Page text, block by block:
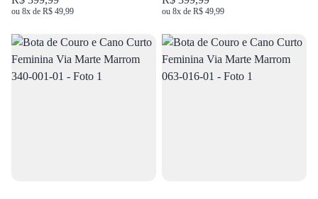
ou 8x de R$ 49,99 ou 8x de R$ 49,99